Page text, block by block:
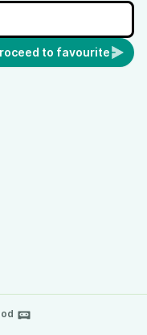
to favourite